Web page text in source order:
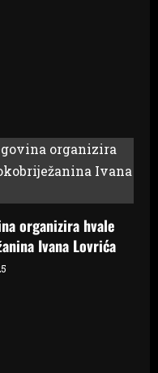
organizira hvale
Ivana Lovrića